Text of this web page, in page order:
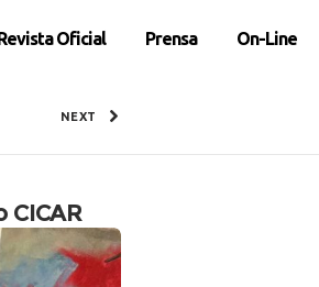
Oficial Prensa On-Line
NEXT
CICAR